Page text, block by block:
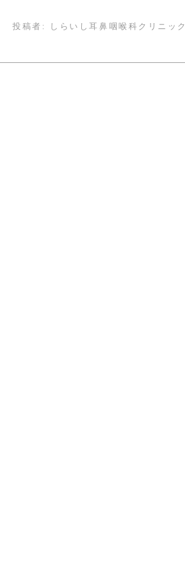
投稿者: しらいし耳鼻咽喉科クリニック